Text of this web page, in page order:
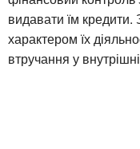
видавати їм кредити.
характером їх
втручання у